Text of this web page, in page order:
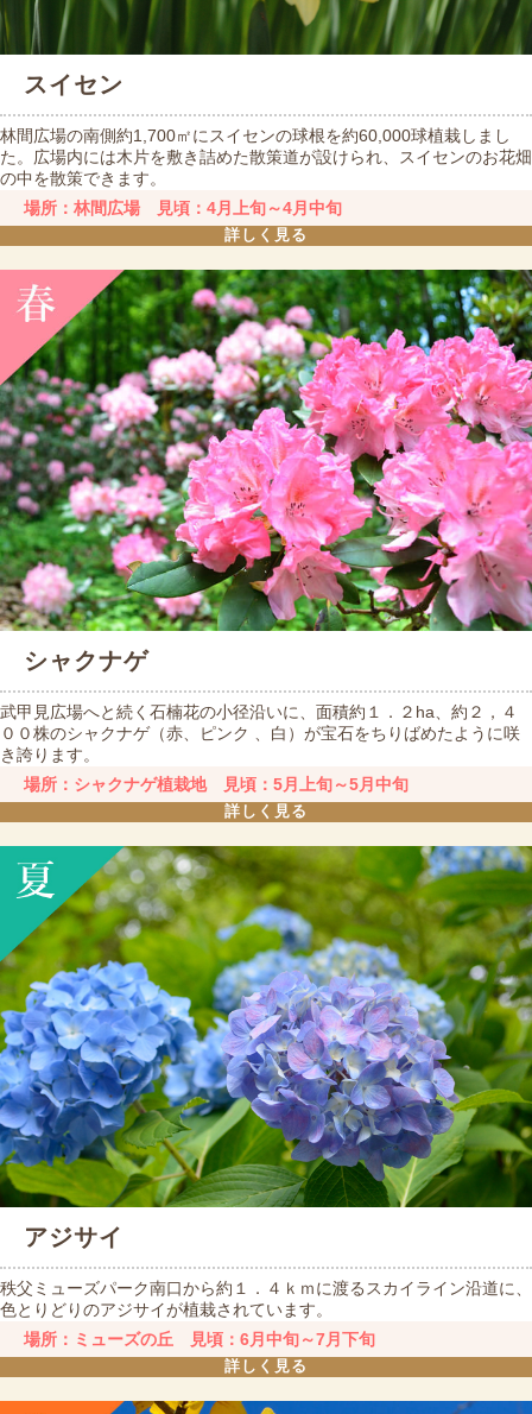
スイセン
林間広場の南側約1,700㎡にスイセンの球根を約60,000球植栽しまし
た。広場内には木片を敷き詰めた散策道が設けられ、スイセンのお花畑
の中を散策できます。
場所：林間広場 見頃：4月上旬～4月中旬
詳しく見る
シャクナゲ
武甲見広場へと続く石楠花の小径沿いに、面積約１．２ha、約２，４
００株のシャクナゲ（赤、ピンク 、白）が宝石をちりばめたように咲
き誇ります。
場所：シャクナゲ植栽地 見頃：5月上旬～5月中旬
詳しく見る
アジサイ
秩父ミューズパーク南口から約１．４ｋｍに渡るスカイライン沿道に、
色とりどりのアジサイが植栽されています。
場所：ミューズの丘 見頃：6月中旬～7月下旬
詳しく見る